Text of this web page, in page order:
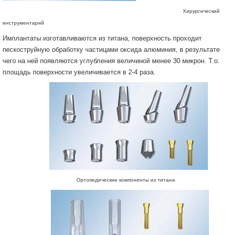
Хирургический
инструментарий
Имплантаты изготавливаются из титана, поверхность проходит
пескоструйную обработку частицами оксида алюминия, в результате
чего на ней появляются углубления величиной менее 30 микрон. Т.о.
площадь поверхности увеличивается в 2-4 раза.
Ортопедические компоненты из титана